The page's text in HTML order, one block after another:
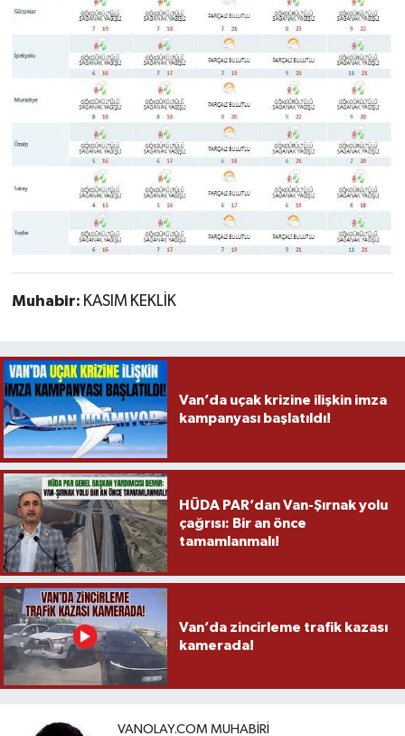
Muhabir: KASIM KEKLİK
Van’da uçak krizine ilişkin imza
kampanyası başlatıldı!
HÜDA PAR’dan Van-Şırnak yolu
çağrısı: Bir an önce
tamamlanmalı!
Van’da zincirleme trafik kazası
kamerada!
VANOLAY.COM MUHABIRI